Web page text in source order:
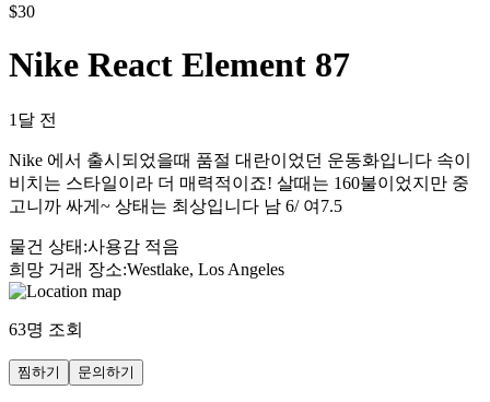
$30
Nike React Element 87
1달 전
Nike 에서 출시되었을때 품절 대란이었던 운동화입니다 속이
비치는 스타일이라 더 매력적이죠! 살때는 160불이었지만 중
고니까 싸게~ 상태는 최상입니다 남 6/ 여7.5
물건 상태 :사용감 적음
희망 거래 장소:Westlake, Los Angeles
63명 조회
찜하기 문의하기